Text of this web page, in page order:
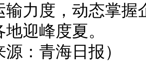
输力度，动态掌
迎峰度夏。
青海日报）